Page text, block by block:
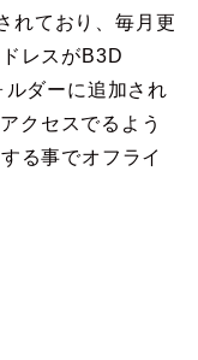
れており、毎月更
レスがB3D
ダーに追加され
クセスでるよう
る事でオフライ